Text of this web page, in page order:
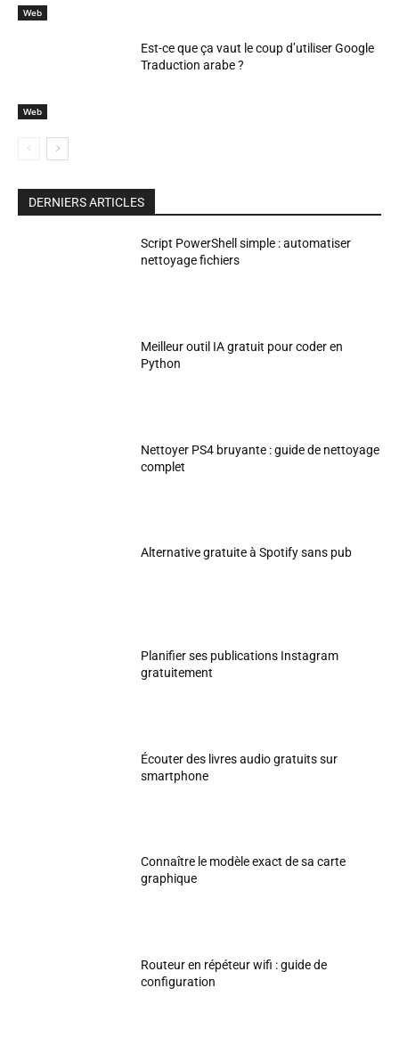
Web
Web
Est-ce que ça vaut le coup d’utiliser Google
Traduction arabe ?
DERNIERS ARTICLES
Script PowerShell simple : automatiser
nettoyage fichiers
Meilleur outil IA gratuit pour coder en
Python
Nettoyer PS4 bruyante : guide de nettoyage
complet
Alternative gratuite à Spotify sans pub
Planifier ses publications Instagram
gratuitement
Écouter des livres audio gratuits sur
smartphone
Connaître le modèle exact de sa carte
graphique
Routeur en répéteur wifi : guide de
configuration